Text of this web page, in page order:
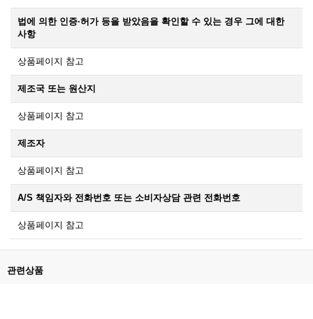
법에 의한 인증·허가 등을 받았음을 확인할 수 있는 경우 그에 대한
사항
상품페이지 참고
제조국 또는 원산지
상품페이지 참고
제조자
상품페이지 참고
A/S 책임자와 전화번호 또는 소비자상담 관련 전화번호
상품페이지 참고
관련상품